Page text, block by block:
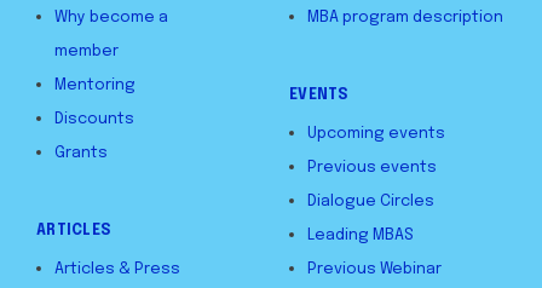
Why become a
member
Mentoring
Discounts
Grants
ARTICLES
Articles & Press
MBA program description
EVENTS
Upcoming events
Previous events
Dialogue Circles
Leading MBAS
Previous Webinar